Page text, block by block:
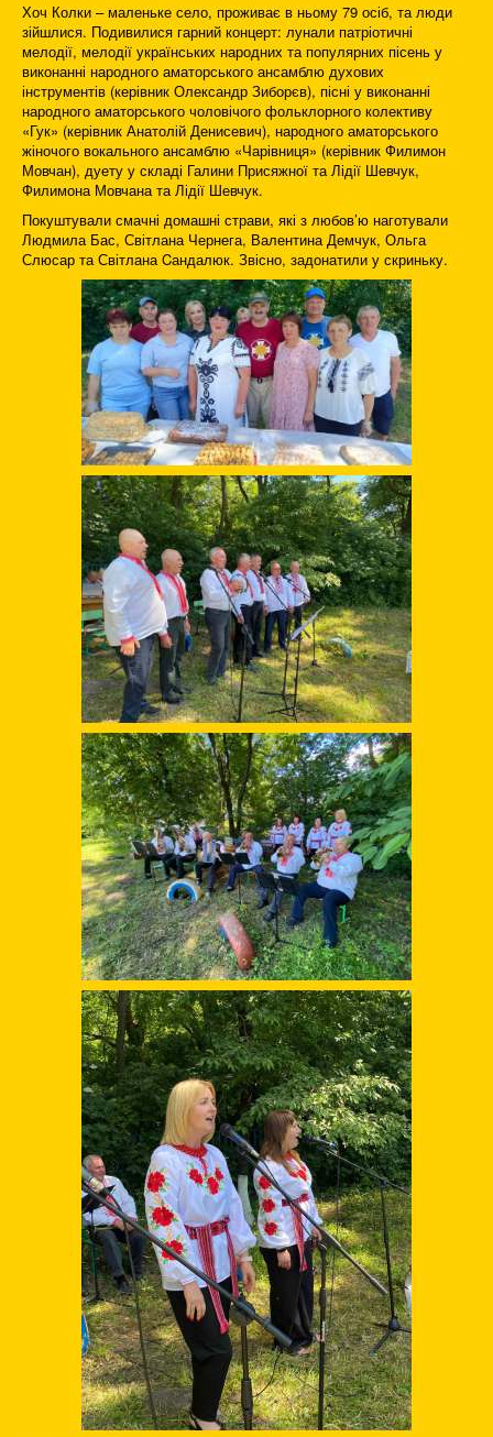
Хоч Колки – маленьке село, проживає в ньому 79 осіб, та люди
зійшлися. Подивилися гарний концерт: лунали патріотичні
мелодії, мелодії українських народних та популярних пісень у
виконанні народного аматорського ансамблю духових
інструментів (керівник Олександр Зиборєв), пісні у виконанні
народного аматорського чоловічого фольклорного колективу
«Гук» (керівник Анатолій Денисевич), народного аматорського
жіночого вокального ансамблю «Чарівниця» (керівник Филимон
Мовчан), дуету у складі Галини Присяжної та Лідії Шевчук,
Филимона Мовчана та Лідії Шевчук.
Покуштували смачні домашні страви, які з любов’ю наготували
Людмила Бас, Світлана Чернега, Валентина Демчук, Ольга
Слюсар та Світлана Cандалюк. Звісно, задонатили у скриньку.